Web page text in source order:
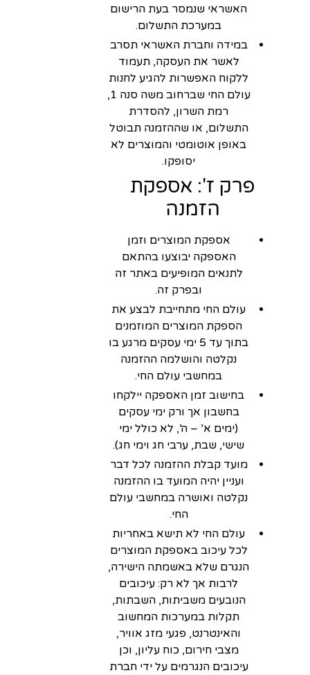
האשראי שנמסר בעת הרישום
במערכת התשלום.
במידה וחברת האשראי תסרב
לאשר את העסקה, תעמוד
ללקוח האפשרות להגיע לחנות
עולם החי שברחוב משה סנה 1,
רמת השרון, להסדרת
התשלום, או שההזמנה תבוטל
באופן אוטומטי והמוצרים לא
יסופקו.
פרק ז': אספקת
הזמנה
אספקת המוצרים וזמן
האספקה יבוצעו בהתאם
לתנאים המופיעים באתר זה
ובפרק זה.
עולם החי מתחייבת לבצע את
הספקת המוצרים המוזמנים
בתוך עד 5 ימי עסקים מרגע בו
נקלטה והושלמה ההזמנה
במחשבי עולם החי.
בחישוב זמן האספקה יילקחו
בחשבון אך ורק ימי עסקים
(ימים א’ – ה’, לא כולל ימי
שישי, שבת, ערבי חג וימי חג).
מועד קבלת ההזמנה לכל דבר
ועניין יהיה המועד בו ההזמנה
נקלטה ואושרה במחשבי עולם
החי.
עולם החי לא תישא באחריות
לכל עיכוב באספקת המוצרים
הנגרם שלא באשמתה הישירה,
לרבות אך לא רק: עיכובים
הנובעים משביתות, השבתות,
תקלות במערכות המחשוב
והאינטרנט, פגעי מזג אוויר,
מצבי חירום, כוח עליון, וכן
עיכובים הנגרמים על ידי חברת